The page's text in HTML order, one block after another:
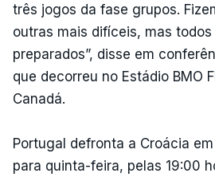
três jogos da fase grupos.
outras mais difíceis, mas
preparados”, disse em
que decorreu no Estádio BMO
Canadá.
Portugal defronta a Croácia
para quinta-feira, pelas 19:00